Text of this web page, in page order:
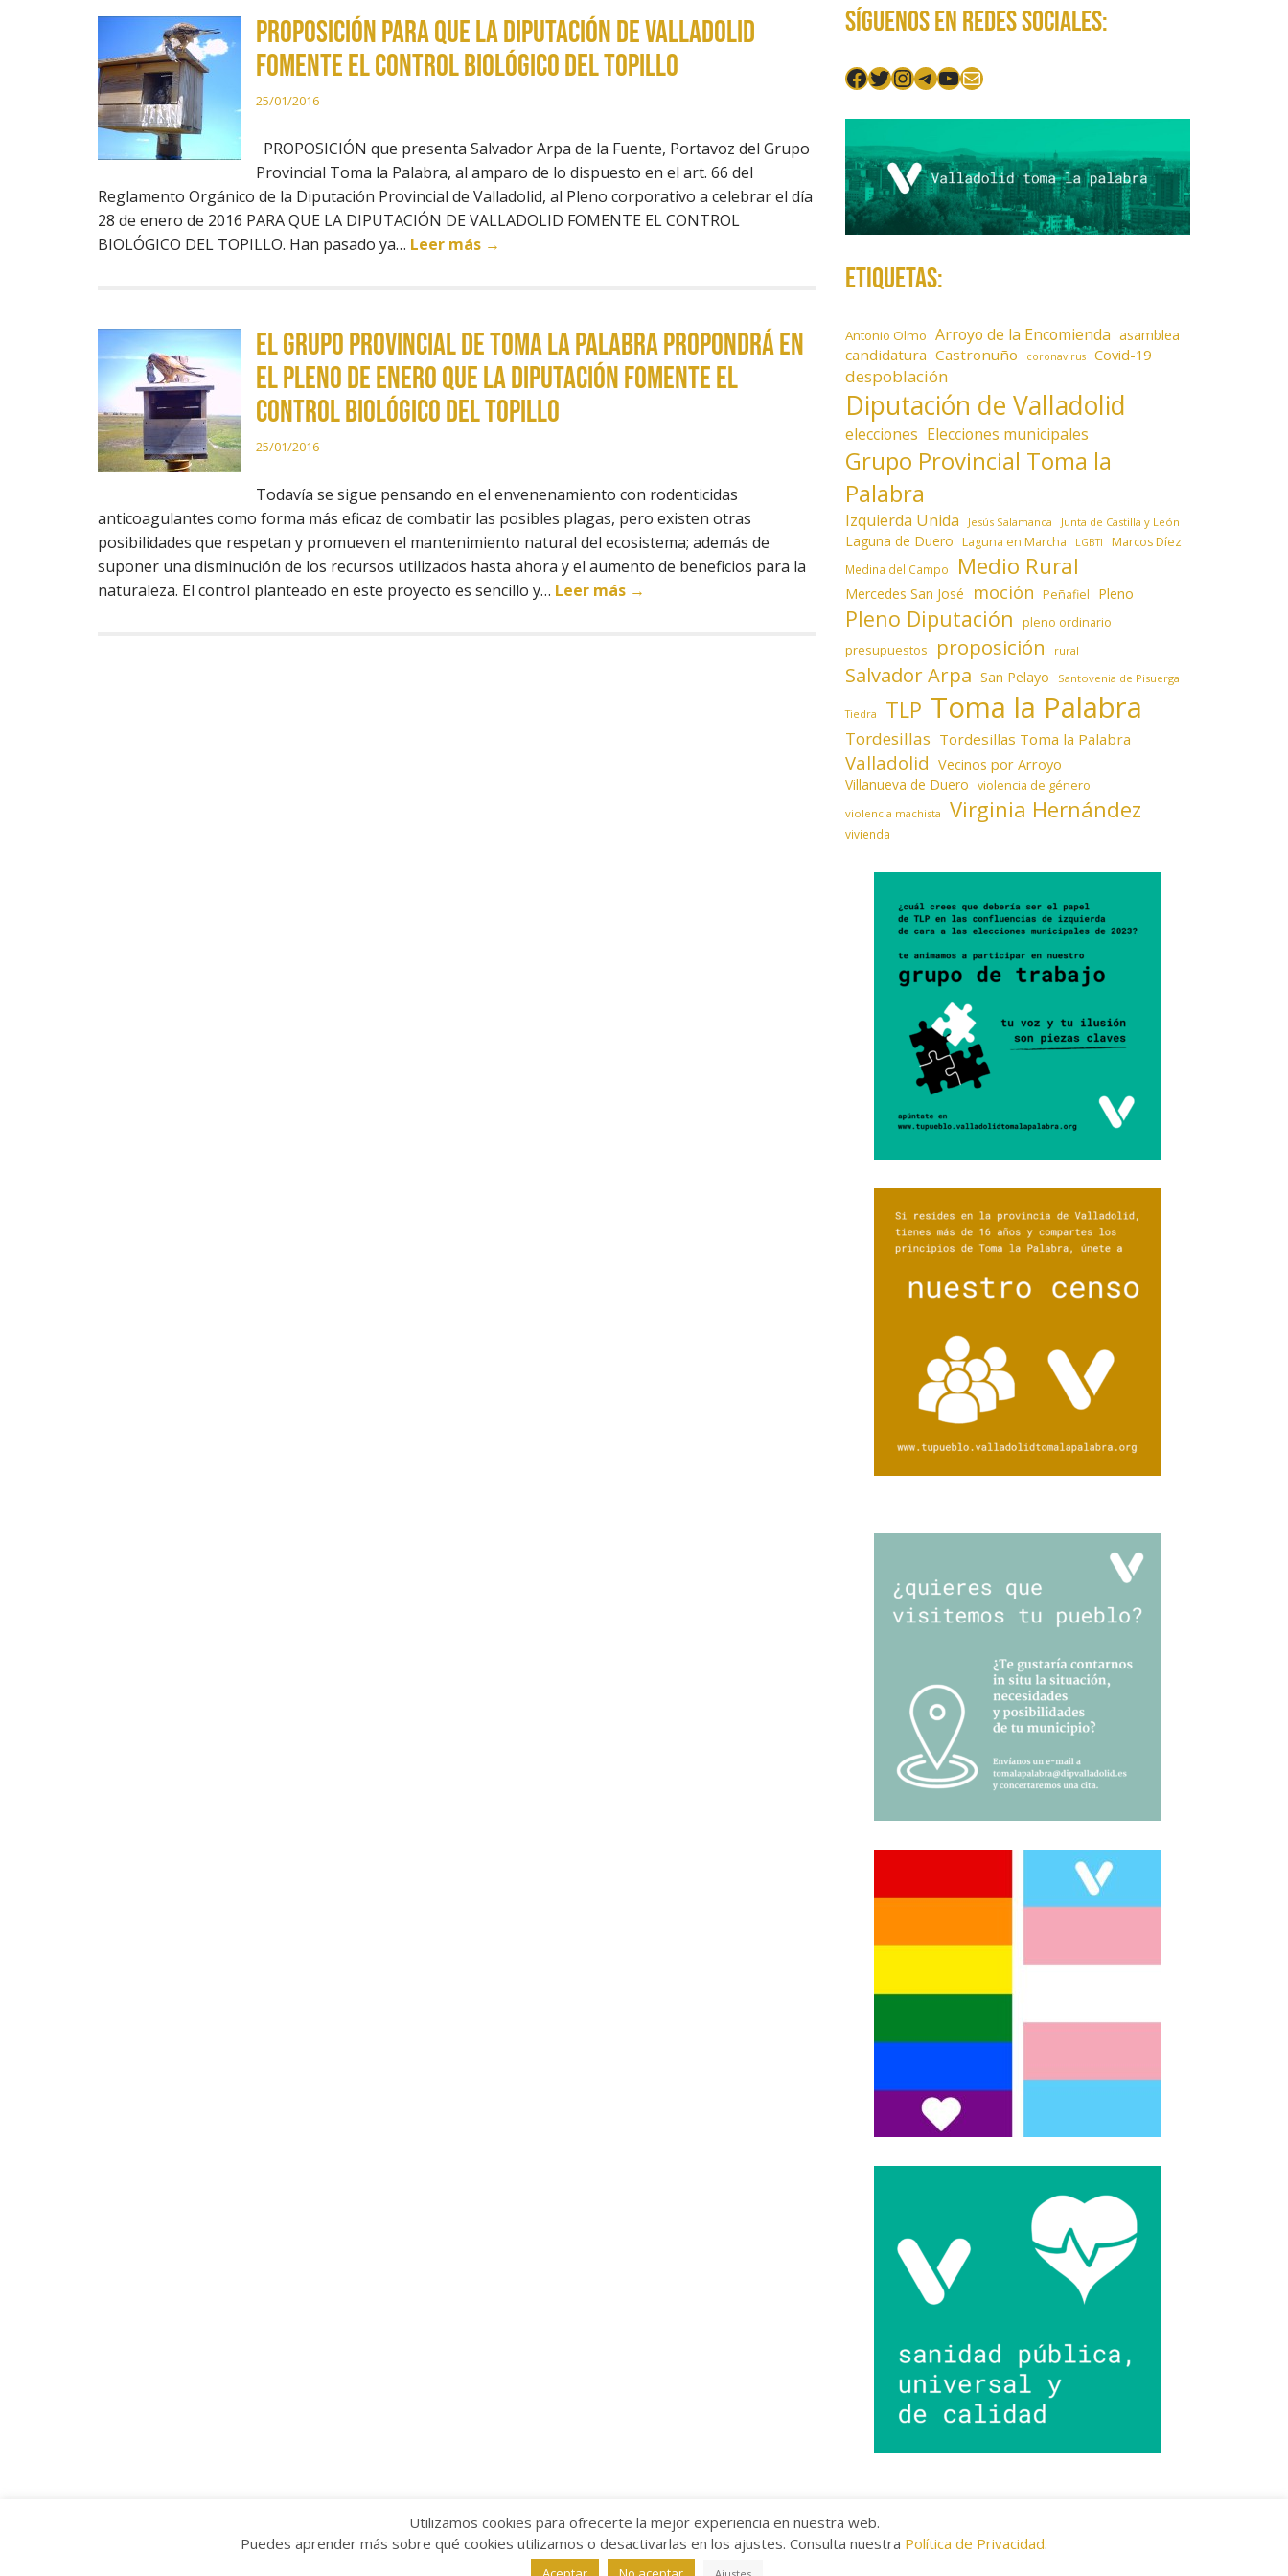
Proposición para que la Diputación de Valladolid
fomente el control biológico del topillo
25/01/2016
PROPOSICIÓN que presenta Salvador Arpa de la Fuente, Portavoz del Grupo
Provincial Toma la Palabra, al amparo de lo dispuesto en el art. 66 del
Reglamento Orgánico de la Diputación Provincial de Valladolid, al Pleno corporativo a celebrar el día
28 de enero de 2016 PARA QUE LA DIPUTACIÓN DE VALLADOLID FOMENTE EL CONTROL
BIOLÓGICO DEL TOPILLO. Han pasado ya… Leer más →
El Grupo Provincial de Toma la Palabra propondrá en
el Pleno de enero que la Diputación fomente el
control biológico del topillo
25/01/2016
Todavía se sigue pensando en el envenenamiento con rodenticidas
anticoagulantes como forma más eficaz de combatir las posibles plagas, pero existen otras
posibilidades que respetan y promueven el mantenimiento natural del ecosistema; además de
suponer una disminución de los recursos utilizados hasta ahora y el aumento de beneficios para la
naturaleza. El control planteado en este proyecto es sencillo y… Leer más →
Síguenos en redes sociales:
Facebook
Twitter
Instagram
Telegram
YouTube
Mail
Etiquetas:
Antonio Olmo Arroyo de la Encomienda asamblea
candidatura Castronuño coronavirus Covid-19
despoblación
Diputación de Valladolid
elecciones Elecciones municipales
Grupo Provincial Toma la
Palabra
Izquierda Unida Jesús Salamanca Junta de Castilla y León
Laguna de Duero Laguna en Marcha LGBTI Marcos Díez
Medina del Campo Medio Rural
Mercedes San José moción Peñafiel Pleno
Pleno Diputación pleno ordinario
presupuestos proposición rural
Salvador Arpa San Pelayo Santovenia de Pisuerga
Tiedra TLP Toma la Palabra
Tordesillas Tordesillas Toma la Palabra
Valladolid Vecinos por Arroyo
Villanueva de Duero violencia de género
violencia machista Virginia Hernández
vivienda
Aviso legal/Política de Privacidad /
Utilizamos cookies para ofrecerte la mejor experiencia en nuestra web.
Puedes aprender más sobre qué cookies utilizamos o desactivarlas en los ajustes. Consulta nuestra Política de Privacidad.